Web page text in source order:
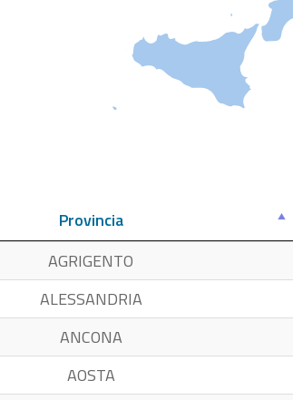
Provincia
AGRIGENTO
ALESSANDRIA
ANCONA
AOSTA